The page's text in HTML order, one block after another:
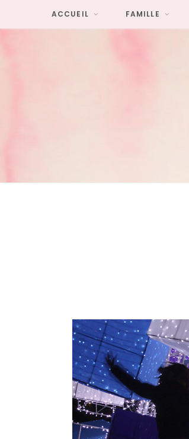
ACCUEIL FAMILLE